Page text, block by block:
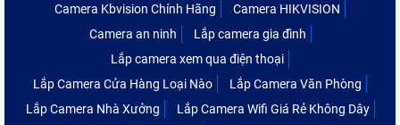
Camera Kbvision Chính Hãng
Camera HIKVISION
Camera an ninh
Lắp camera gia đình
Lắp camera xem qua điện thoại
Lắp Camera Cửa Hàng Loại Nào
Lắp Camera Văn Phòng
Lắp Camera Nhà Xưởng
Lắp Camera Wifi Giá Rẻ Không Dây